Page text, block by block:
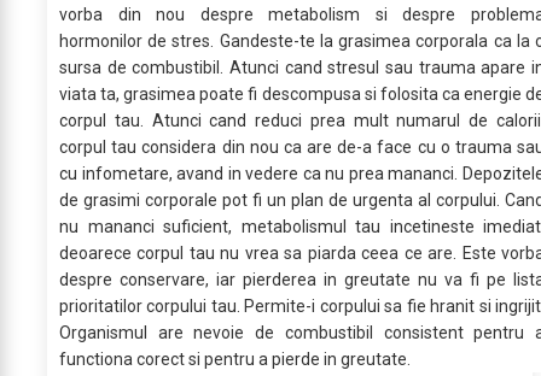
vorba din nou despre metabolism si despre
hormonilor de stres. Gandeste-te la grasimea corporala ca la
sursa de combustibil. Atunci cand stresul sau trauma apare
viata ta, grasimea poate fi descompusa si folosita ca energie
corpul tau. Atunci cand reduci prea mult numarul de
corpul tau considera din nou ca are de-a face cu o trauma
cu infometare, avand in vedere ca nu prea mananci.
de grasimi corporale pot fi un plan de urgenta al corpului.
nu mananci suficient, metabolismul tau incetineste
deoarece corpul tau nu vrea sa piarda ceea ce are. Este
despre conservare, iar pierderea in greutate nu va fi pe
prioritatilor corpului tau. Permite-i corpului sa fie hranit si
Organismul are nevoie de combustibil consistent pentru
functiona corect si pentru a pierde in greutate.